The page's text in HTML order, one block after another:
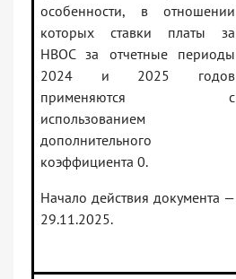
особенности, в отношении
которых ставки платы за
НВОС за отчетные периоды
2024 и 2025 годов
применяются с
использованием
дополнительного
коэффициента 0.
Начало действия документа —
29.11.2025.